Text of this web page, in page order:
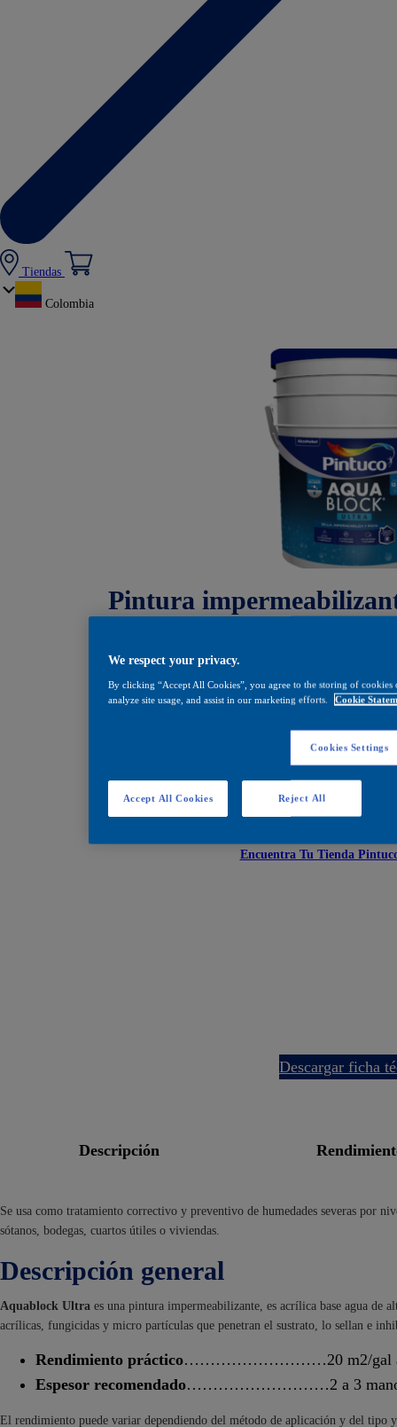
Tiendas
Colombia
Pintura
COMPARTIR
Encuentra Tu Tienda
descargar ficha
descripción
Se usa como tratamiento correctivo y preventivo de humedades severas por
sótanos, bodegas, cuartos útiles o viviendas.
Descripción general
Aquablock Ultra es una pintura impermeabilizante, es acrílica base agua de
acrílicas, fungicidas y micro partículas que penetran el sustrato, lo sellan e
Rendimiento práctico………………………20 m2/gal a
Espesor recomendado………………………2 a 3
El rendimiento puede variar dependiendo del método de aplicación y del tipo
We respect your privacy.
By clicking “Accept All Cookies”, you agree to the storing of
analyze site usage, and assist in our marketing efforts.
Cookie
Cookies Settings
Reject All
Accept All Cookies